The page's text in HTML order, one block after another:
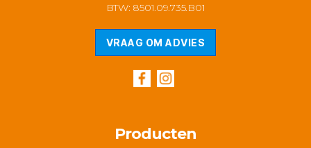
BTW: 8501.09.735.B01
VRAAG OM ADVIES
Producten